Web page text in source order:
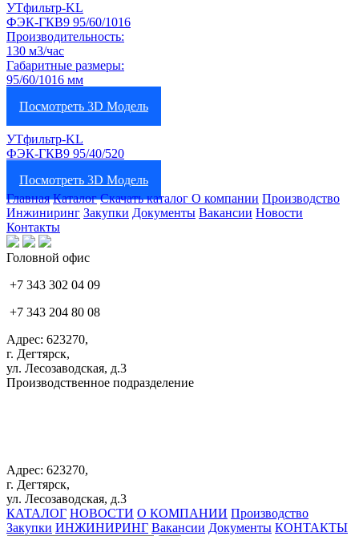
УТфильтр-KL
ФЭК-ГКВ9 95/60/1016
Производительность:
130 м3/час
Габаритные размеры:
95/60/1016 мм
Посмотреть 3D Модель
УТфильтр-KL
ФЭК-ГКВ9 95/40/520
Посмотреть 3D Модель
Главная Каталог Скачать каталог О компании Производство
Инжиниринг Закупки Документы Вакансии Новости
Контакты
Головной офис
+7 343 302 04 09
+7 343 204 80 08
Адрес: 623270,
г. Дегтярск,
ул. Лесозаводская, д.3
Производственное подразделение
Адрес: 623270,
г. Дегтярск,
ул. Лесозаводская, д.3
КАТАЛОГ НОВОСТИ О КОМПАНИИ Производство
Закупки ИНЖИНИРИНГ Вакансии Документы КОНТАКТЫ